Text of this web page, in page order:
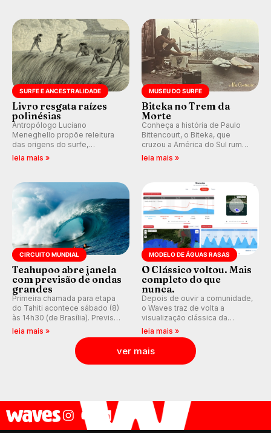
km/h em Itanhaém.
SURFE E ANCESTRALIDADE
Livro resgata raízes
polinésias
Antropólogo Luciano
Meneghello propõe releitura
das origens do surfe,
resgatando a cultura polinésia
prática em esporte e indústria.
leia mais »
MUSEU DO SURFE
Biteka no Trem da
Morte
Conheça a história de Paulo
Bittencourt, o Biteka, que
cruzou a América do Sul rumo
ao Pacífico em uma jornada
leia mais »
CIRCUITO MUNDIAL
Teahupoo abre janela
com previsão de ondas
grandes
Primeira chamada para etapa
do Tahiti acontece sábado (8)
às 14h30 (de Brasília). Previsão
indica swell consistente.
Medina embarca para evento e
WSL divulga baterias, com
Kelly Slater convidado.
leia mais »
MODELO DE ÁGUAS RASAS
O Clássico voltou. Mais
completo do que
nunca.
Depois de ouvir a comunidade,
o Waves traz de volta a
visualização clássica da
previsão de águas rasas,
agora integrada à nova
plataforma e com previsão das
ondas para até 16 dias.
leia mais »
ver mais